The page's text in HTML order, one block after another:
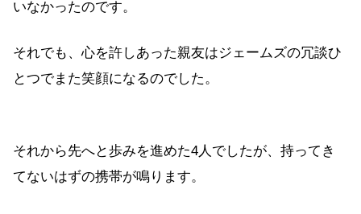
いなかったのです。
それでも、心を許しあった親友はジェームズの冗談ひ
とつでまた笑顔になるのでした。
それから先へと歩みを進めた4人でしたが、持ってき
てないはずの携帯が鳴ります。